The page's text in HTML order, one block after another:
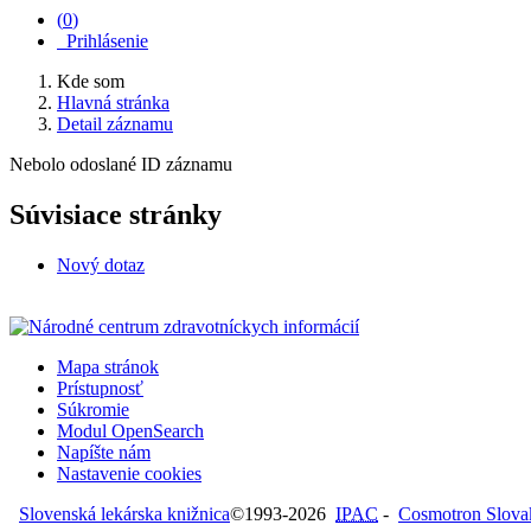
(0)
Prihlásenie
Kde som
Hlavná stránka
Detail záznamu
Nebolo odoslané ID záznamu
Súvisiace stránky
Nový dotaz
Mapa stránok
Prístupnosť
Súkromie
Modul OpenSearch
Napíšte nám
Nastavenie cookies
Slovenská lekárska knižnica©1993-2026 IPAC - Cosmotron